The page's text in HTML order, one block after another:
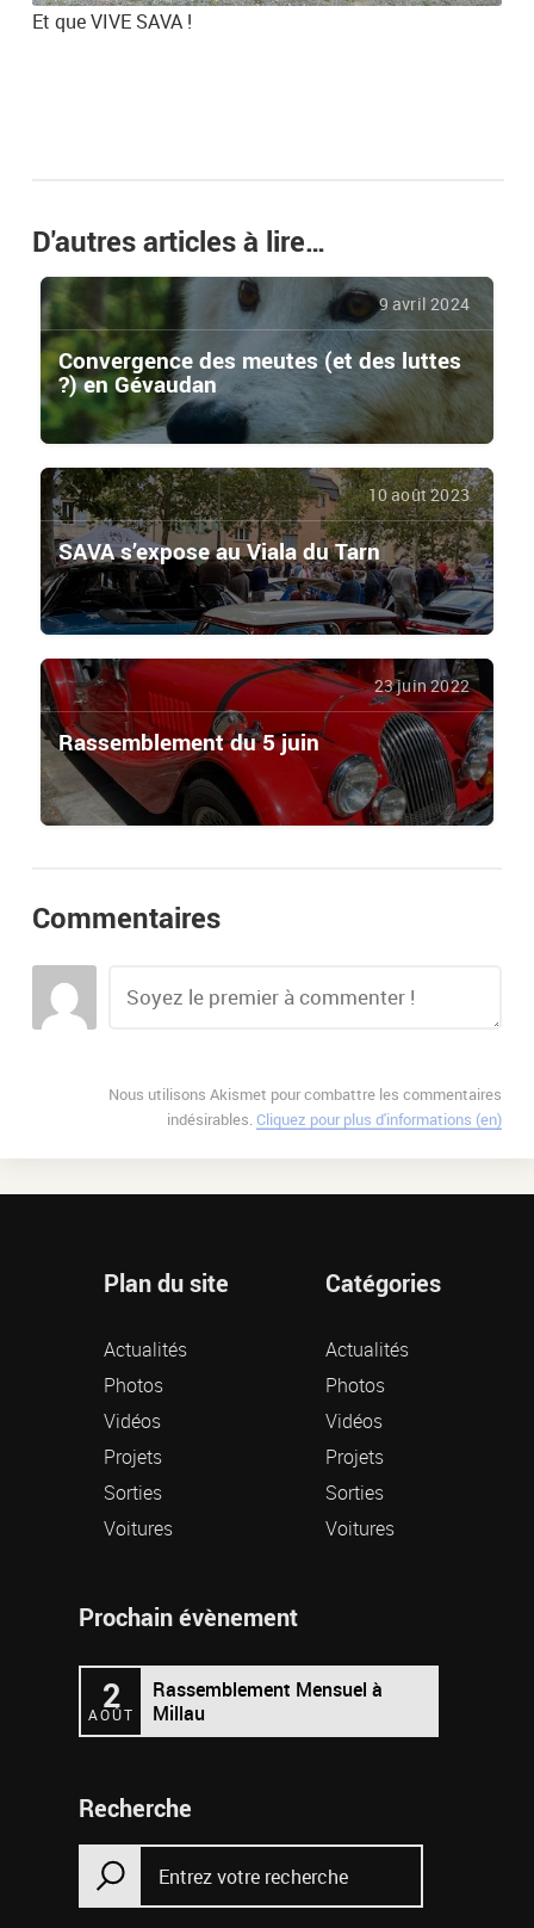
Et que VIVE SAVA !
D'autres articles à lire…
9 avril 2024
Convergence des meutes (et des luttes
?) en Gévaudan
10 août 2023
SAVA s’expose au Viala du Tarn
23 juin 2022
Rassemblement du 5 juin
Commentaires
Nous utilisons Akismet pour combattre les commentaires
indésirables.Cliquez pour plus d'informations (en)
Plan du site
Actualités
Photos
Vidéos
Projets
Sorties
Voitures
Catégories
Actualités
Photos
Vidéos
Projets
Sorties
Voitures
Prochain évènement
2
AOÛT
Rassemblement Mensuel à
Millau
Recherche